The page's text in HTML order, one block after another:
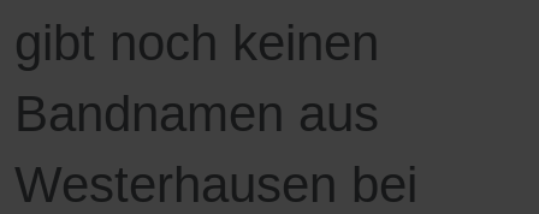
gibt noch keinen
Bandnamen aus
Westerhausen bei